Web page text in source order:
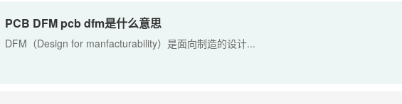
PCB DFM pcb dfm是什么意思
DFM（Design for manfacturability）是面向制造的设计...